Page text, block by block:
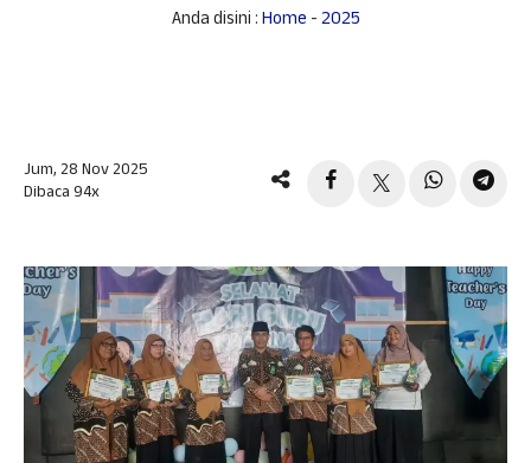
Anda disini :Home -2025
Jum, 28 Nov 2025
Dibaca 94x